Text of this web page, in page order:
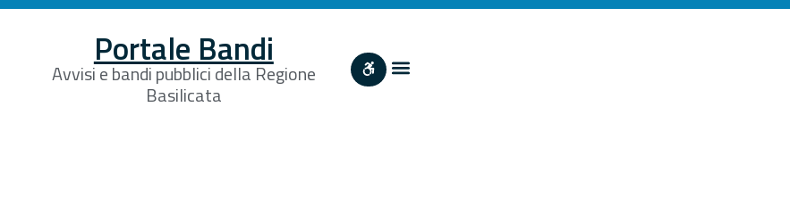
Portale Bandi
Avvisi e bandi pubblici della Regione
Basilicata